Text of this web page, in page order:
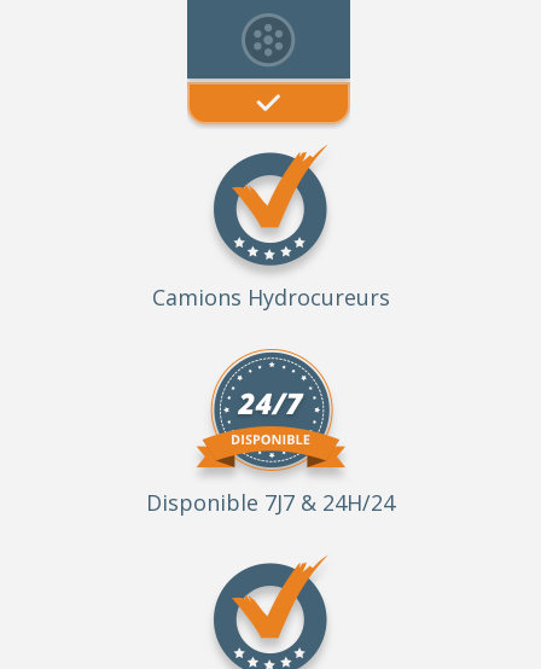
Camions Hydrocureurs
Disponible 7J7 & 24H/24